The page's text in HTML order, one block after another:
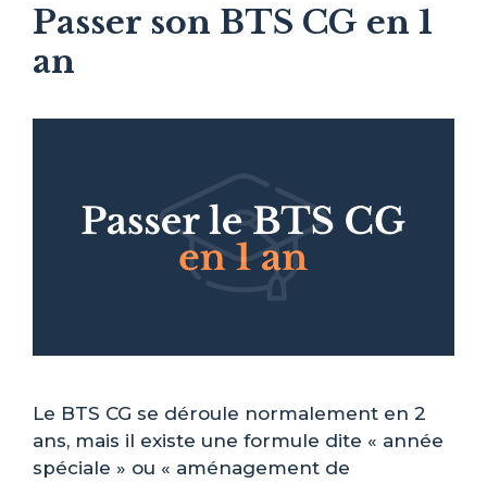
Passer son BTS CG en 1
an
Le BTS CG se déroule normalement en 2
ans, mais il existe une formule dite « année
spéciale » ou « aménagement de